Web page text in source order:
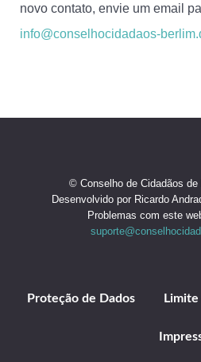
novo contato, envie um email
info@conselhocidadaos-
© Conselho de Cidadãos de
Desenvolvido por Ricardo
Problemas com este
Proteção de Dados